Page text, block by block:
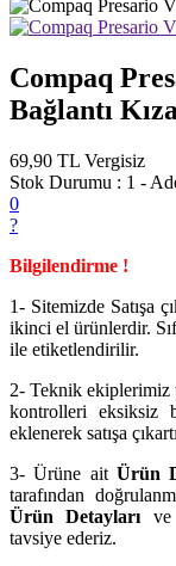
Compaq
Bağlantı
69,90 TL Vergisiz
Stok Durumu : 1 -
0
?
Bilgilendirme !
1- Sitemizde Satışa
ikinci el ürünlerdir.
ile etiketlendirilir.
2- Teknik ekiplerimiz
kontrolleri eksiksiz
eklenerek satışa
3- Ürüne ait Ürün
tarafından
Ürün Detayları ve
tavsiye ederiz.